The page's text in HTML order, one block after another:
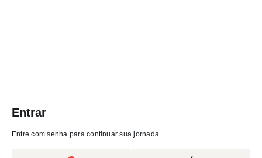
Entrar
Entre com senha para continuar sua jornada